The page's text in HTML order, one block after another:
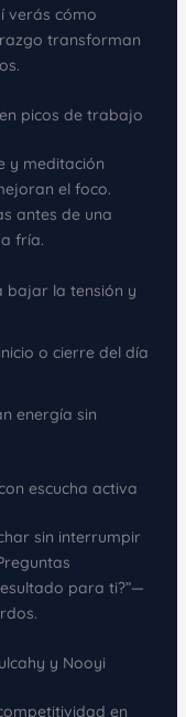
verás cómo
transforman
picos de trabajo
y meditación
el foco.
antes de una
fría.
bajar la tensión y
o cierre del día
energía sin
escucha activa
sin interrumpir
para ti?”—
y Nooyi
en